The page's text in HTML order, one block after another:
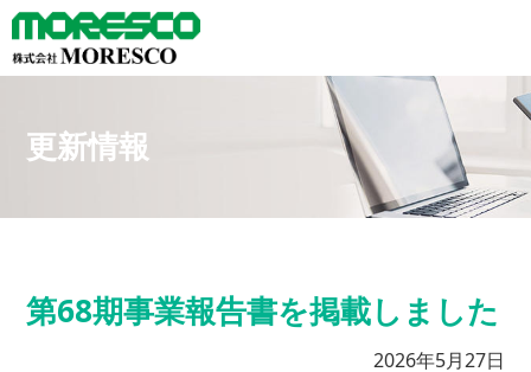
更新情報
第68期事業報告書を掲載しました
2026年5月27日